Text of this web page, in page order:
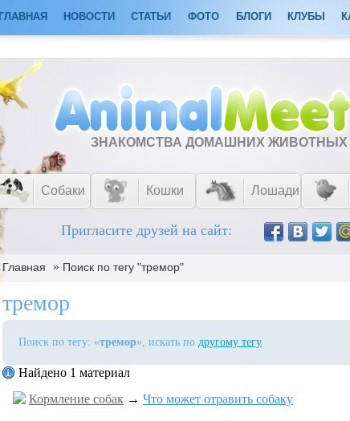
ГЛАВНАЯ НОВОСТИ СТАТЬИ ФОТО БЛОГИ КЛУБЫ
ЗНАКОМСТВА ДОМАШНИХ ЖИВОТНЫХ
Собаки Кошки Лошади
Пригласите друзей на сайт:
Главная » Поиск по тегу "тремор"
тремор
Поиск по тегу: «тремор», искать по другому тегу
Найдено 1 материал
Кормление собак → Что может отравить собаку